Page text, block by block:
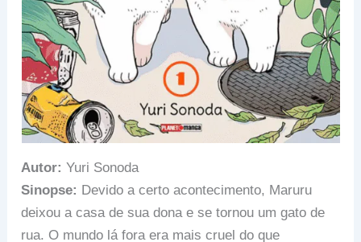
Autor: Yuri Sonoda
Sinopse: Devido a certo acontecimento, Maruru
deixou a casa de sua dona e se tornou um gato de
rua. O mundo lá fora era mais cruel do que